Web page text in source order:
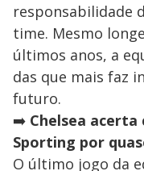
responsabilidade
time. Mesmo
últimos anos, a
das que mais faz
futuro.
➡️ Chelsea
Sporting por
O último jogo da